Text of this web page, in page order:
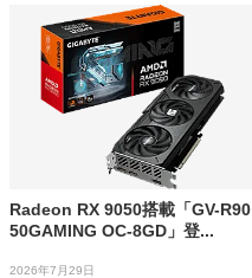
Radeon RX 9050搭載「GV-R90
50GAMING OC-8GD」登...
2026年7月29日